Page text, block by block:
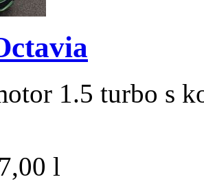
1.5 turbo s
7,00 l